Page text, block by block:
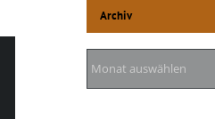
Archiv
Archiv